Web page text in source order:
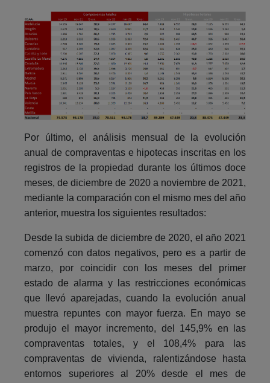
Por último, el análisis mensual de la evolución
anual de compraventas e hipotecas inscritas en los
registros de la propiedad durante los últimos doce
meses, de diciembre de 2020 a noviembre de 2021,
mediante la comparación con el mismo mes del año
anterior, muestra los siguientes resultados:
Desde la subida de diciembre de 2020, el año 2021
comenzó con datos negativos, pero es a partir de
marzo, por coincidir con los meses del primer
estado de alarma y las restricciones económicas
que llevó aparejadas, cuando la evolución anual
muestra repuntes con mayor fuerza. En mayo se
produjo el mayor incremento, del 145,9% en las
compraventas totales, y el 108,4% para las
compraventas de vivienda, ralentizándose hasta
entornos superiores al 20% desde el mes de